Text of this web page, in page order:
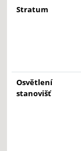
Stratum
Osvětlení
stanovišť